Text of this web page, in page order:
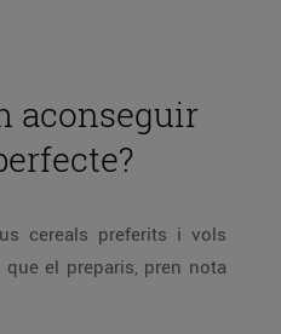
aconseguir
cereals preferits i vols
que el preparis, pren nota